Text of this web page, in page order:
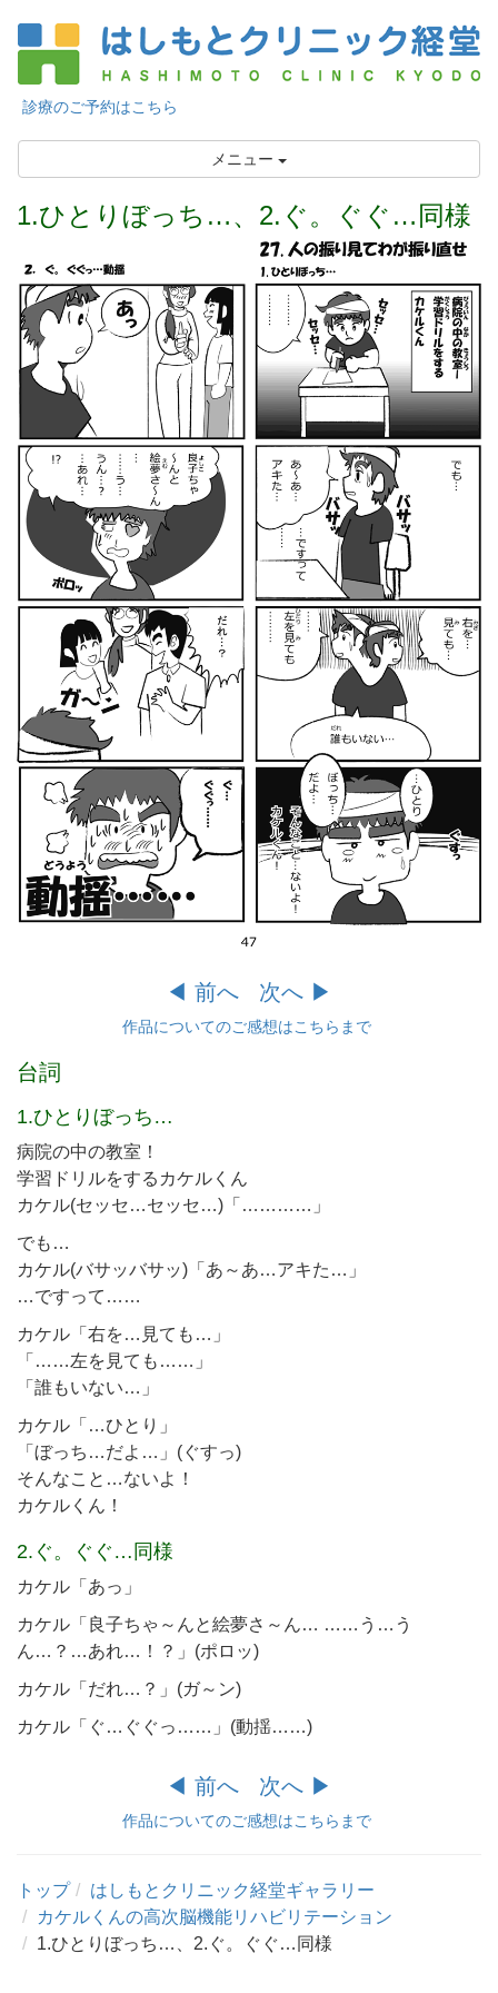
診療のご予約はこちら
メニュー
1.ひとりぼっち…、2.ぐ。ぐぐ…同様
◀︎ 前へ 次へ ▶︎
作品についてのご感想はこちらまで
台詞
1.ひとりぼっち…
病院の中の教室！
学習ドリルをするカケルくん
カケル(セッセ…セッセ…)「…………」
でも…
カケル(バサッバサッ)「あ～あ…アキた…」
…ですって……
カケル「右を…見ても…」
「……左を見ても……」
「誰もいない…」
カケル「…ひとり」
「ぼっち…だよ…」(ぐすっ)
そんなこと…ないよ！
カケルくん！
2.ぐ。ぐぐ…同様
カケル「あっ」
カケル「良子ちゃ～んと絵夢さ～ん… ……う…う
ん…？…あれ…！？」(ポロッ)
カケル「だれ…？」(ガ～ン)
カケル「ぐ…ぐぐっ……」(動揺……)
◀︎ 前へ 次へ ▶︎
作品についてのご感想はこちらまで
トップ
はしもとクリニック経堂ギャラリー
カケルくんの高次脳機能リハビリテーション
1.ひとりぼっち…、2.ぐ。ぐぐ…同様